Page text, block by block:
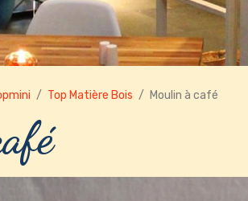
Top Matière Bois Moulin à café